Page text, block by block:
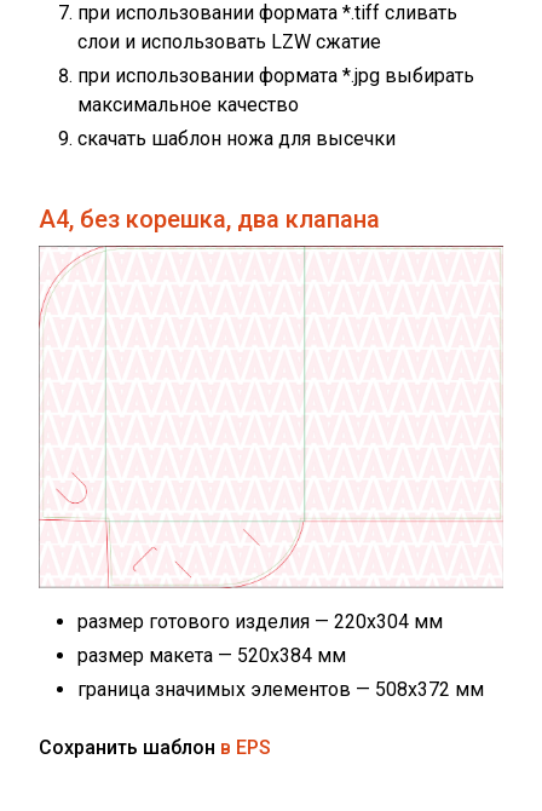
при использовании формата *.tiff сливать
слои и использовать LZW сжатие
при использовании формата *.jpg выбирать
максимальное качество
скачать шаблон ножа для высечки
А4, без корешка, два клапана
размер готового изделия — 220х304 мм
размер макета — 520х384 мм
граница значимых элементов — 508х372 мм
Сохранить шаблон в EPS